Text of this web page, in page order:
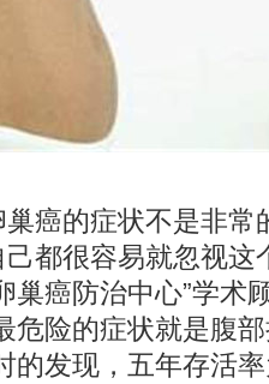
的症状不是非常
都很容易就忽视这
巢癌防治中心”学术
危险的症状就是腹
的发现，五年存活